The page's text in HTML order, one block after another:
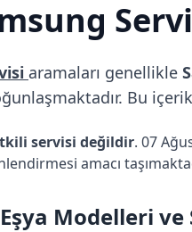
aramaları genellikle
Bu
servisi değildir. 07
amacı
Modelleri ve